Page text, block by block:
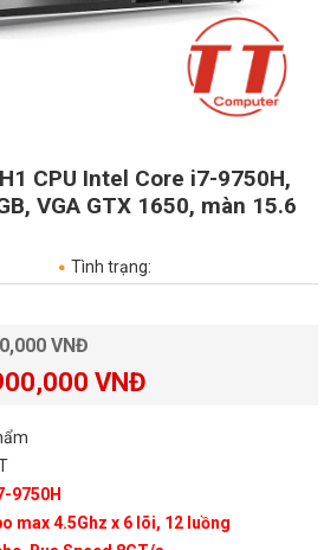
CPU Intel Core i7-9750H,
VGA GTX 1650, màn 15.6
Tình trạng:
VNĐ
VNĐ
9750H
max 4.5Ghz x 6 lõi, 12 luồng